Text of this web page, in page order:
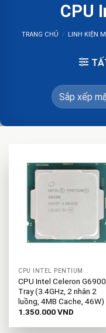
CPU
TRANG CHỦ / LINH KIỆN
CPU INTEL PENTIUM
CPU Intel Celeron G6900
Tray (3.4GHz, 2 nhân 2
luồng, 4MB Cache, 46W)
1.350.000VND